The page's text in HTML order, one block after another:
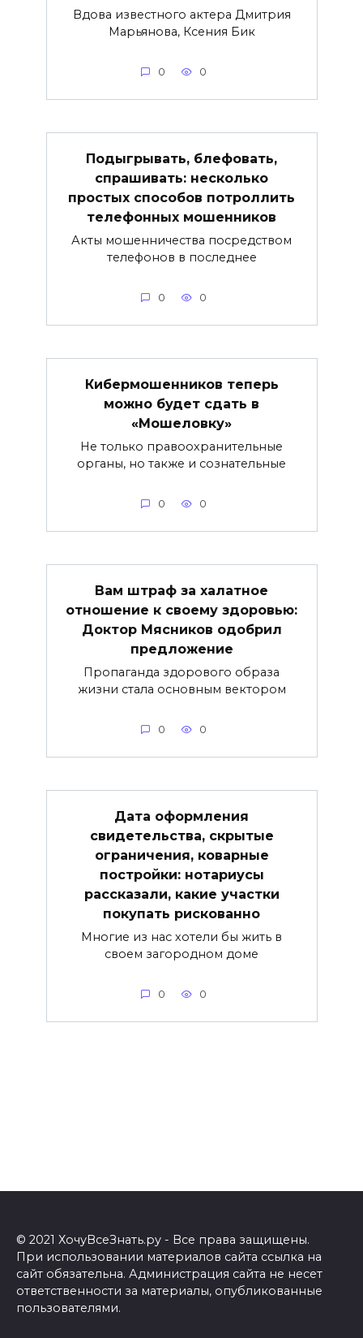
Вдова известного актера Дмитрия
Марьянова, Ксения Бик
0 0
Подыгрывать, блефовать,
спрашивать: несколько
простых способов потроллить
телефонных мошенников
Акты мошенничества посредством
телефонов в последнее
0 0
Кибермошенников теперь
можно будет сдать в
«Мошеловку»
Не только правоохранительные
органы, но также и сознательные
0 0
Вам штраф за халатное
отношение к своему здоровью:
Доктор Мясников одобрил
предложение
Пропаганда здорового образа
жизни стала основным вектором
0 0
Дата оформления
свидетельства, скрытые
ограничения, коварные
постройки: нотариусы
рассказали, какие участки
покупать рискованно
Многие из нас хотели бы жить в
своем загородном доме
0 0
© 2021 ХочуВсеЗнать.ру - Все права защищены.
При использовании материалов сайта ссылка на
сайт обязательна. Администрация сайта не несет
ответственности за материалы, опубликованные
пользователями.